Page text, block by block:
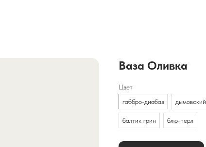
Ваза Оливка
Цвет
габбро-диабаз
дымовский
балтик грин блю-перл